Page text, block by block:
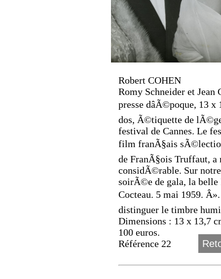
Robert COHEN
Romy Schneider et Jean
presse dâÃ©poque, 13
dos, Ã©tiquette de
festival de Cannes. Le
film franÃ§ais
de FranÃ§ois Truffaut,
considÃ©rable. Sur
soirÃ©e de gala, la belle
Cocteau. 5 mai 1959. Â».
distinguer le timbre
Dimensions : 13 x 13,7
100 euros.
Référence 22